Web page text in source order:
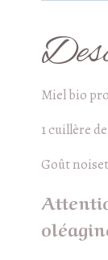
Miel bio
1 cuillère
Goût